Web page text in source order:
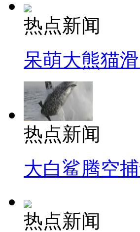
热点新闻
呆萌大熊猫
热点新闻
大白鲨腾空
热点新闻